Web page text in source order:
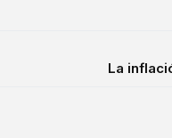
La